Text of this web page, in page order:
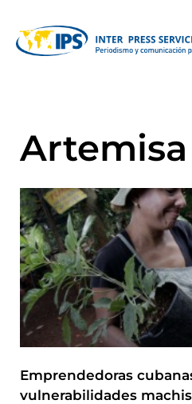
Artemisa
Emprendedoras
vulnerabilidades